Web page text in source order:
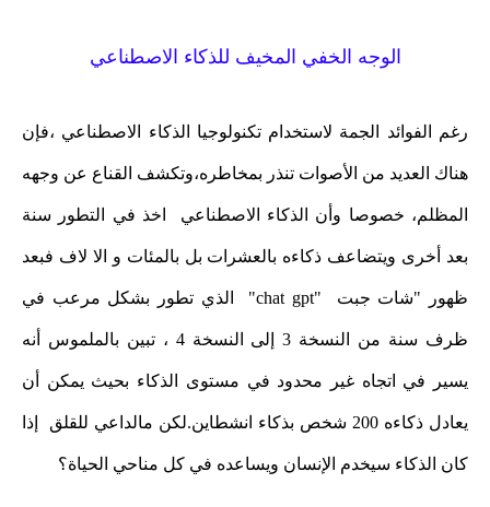
الوجه الخفي المخيف للذكاء الاصطناعي
رغم الفوائد الجمة لاستخدام تكنولوجيا الذكاء الاصطناعي ،فإن
هناك العديد من الأصوات تنذر بمخاطره،وتكشف القناع عن وجهه
المظلم، خصوصا وأن الذكاء الاصطناعي اخذ في التطور سنة
بعد أخرى ويتضاعف ذكاءه بالعشرات بل بالمئات و الا لاف فبعد
ظهور "شات جبت "chat gpt" الذي تطور بشكل مرعب في
ظرف سنة من النسخة 3 إلى النسخة 4 ، تبين بالملموس أنه
يسير في اتجاه غير محدود في مستوى الذكاء بحيث يمكن أن
يعادل ذكاءه 200 شخص بذكاء انشطاين.لكن مالداعي للقلق إذا
كان الذكاء سيخدم الإنسان ويساعده في كل مناحي الحياة؟